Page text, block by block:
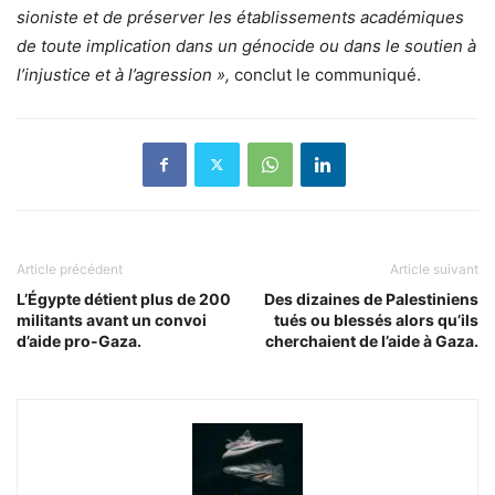
sioniste et de préserver les établissements académiques
de toute implication dans un génocide ou dans le soutien à
l’injustice et à l’agression », conclut le communiqué.
Article précédent
L’Égypte détient plus de 200
militants avant un convoi
d’aide pro-Gaza.
Article suivant
Des dizaines de Palestiniens
tués ou blessés alors qu’ils
cherchaient de l’aide à Gaza.